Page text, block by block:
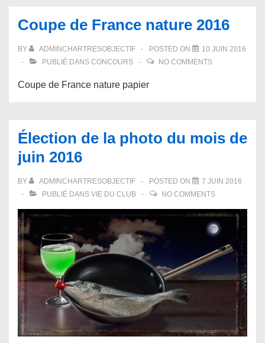
Coupe de France nature 2016
BY ADMINCHARTRESOBJECTIF POSTED ON
10 JUIN 2016
PUBLIÉ DANS CONCOURS NO COMMENTS
Coupe de France nature papier
Élection de la photo du mois de
juin 2016
BY ADMINCHARTRESOBJECTIF POSTED ON
7 JUIN 2016
PUBLIÉ DANS VIE DU CLUB NO COMMENTS